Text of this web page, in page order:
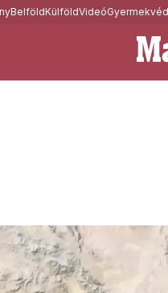
BelföldKülföldVideó